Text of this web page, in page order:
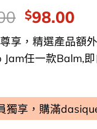
Original
price
was:
$128.00.
$98.00
is:
享，精選產品額
Jam任一款Balm,
獨享，購滿